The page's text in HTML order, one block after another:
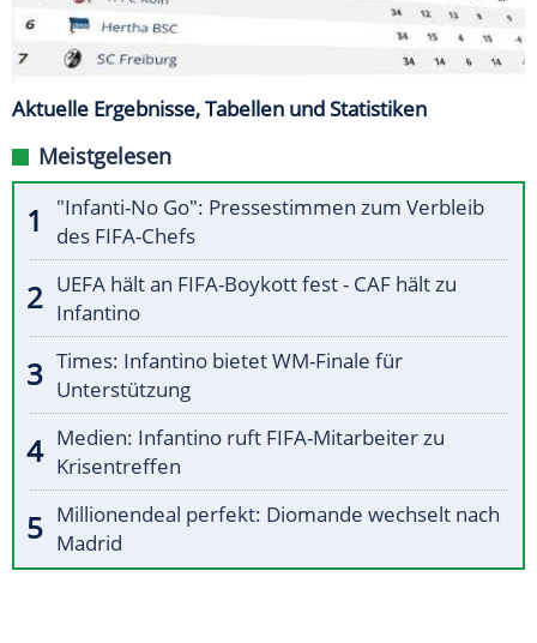
Aktuelle Ergebnisse, Tabellen und Statistiken
Meistgelesen
"Infanti-No Go": Pressestimmen zum Verbleib
des FIFA-Chefs
UEFA hält an FIFA-Boykott fest - CAF hält zu
Infantino
Times: Infantino bietet WM-Finale für
Unterstützung
Medien: Infantino ruft FIFA-Mitarbeiter zu
Krisentreffen
Millionendeal perfekt: Diomande wechselt nach
Madrid